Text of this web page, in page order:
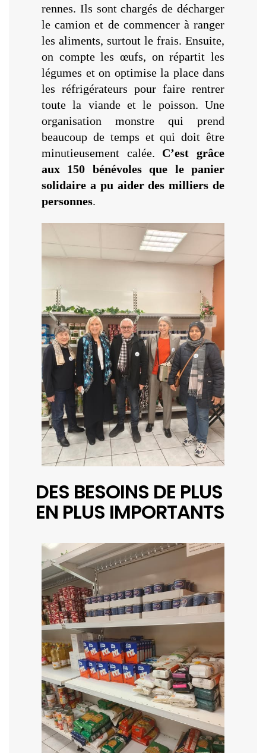
rennes. Ils sont chargés de décharger
le camion et de commencer à ranger
les aliments, surtout le frais. Ensuite,
on compte les œufs, on répartit les
légumes et on optimise la place dans
les réfrigérateurs pour faire rentrer
toute la viande et le poisson. Une
organisation monstre qui prend
beaucoup de temps et qui doit être
minutieusement calée. C’est grâce
aux 150 bénévoles que le panier
solidaire a pu aider des milliers de
personnes.
DES BESOINS DE PLUS
EN PLUS IMPORTANTS